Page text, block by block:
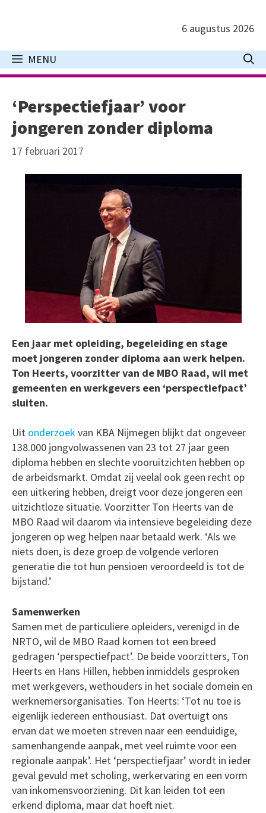
inhoud
6 augustus 2026
MENU
‘Perspectiefjaar’ voor
jongeren zonder diploma
17 februari 2017
Een jaar met opleiding, begeleiding en stage
moet jongeren zonder diploma aan werk helpen.
Ton Heerts, voorzitter van de MBO Raad, wil met
gemeenten en werkgevers een ‘perspectiefpact’
sluiten.
Uit onderzoekvan KBA Nijmegen blijkt dat ongeveer
138.000 jongvolwassenen van 23 tot 27 jaar geen
diploma hebben en slechte vooruitzichten hebben op
de arbeidsmarkt. Omdat zij veelal ook geen recht op
een uitkering hebben, dreigt voor deze jongeren een
uitzichtloze situatie. Voorzitter Ton Heerts van de
MBO Raad wil daarom via intensieve begeleiding deze
jongeren op weg helpen naar betaald werk. ‘Als we
niets doen, is deze groep de volgende verloren
generatie die tot hun pensioen veroordeeld is tot de
bijstand.’
Samenwerken
Samen met de particuliere opleiders, verenigd in de
NRTO, wil de MBO Raad komen tot een breed
gedragen ‘perspectiefpact’. De beide voorzitters, Ton
Heerts en Hans Hillen, hebben inmiddels gesproken
met werkgevers, wethouders in het sociale domein en
werknemersorganisaties. Ton Heerts: ‘Tot nu toe is
eigenlijk iedereen enthousiast. Dat overtuigt ons
ervan dat we moeten streven naar een eenduidige,
samenhangende aanpak, met veel ruimte voor een
regionale aanpak’. Het ‘perspectiefjaar’ wordt in ieder
geval gevuld met scholing, werkervaring en een vorm
van inkomensvoorziening. Dit kan leiden tot een
erkend diploma, maar dat hoeft niet.